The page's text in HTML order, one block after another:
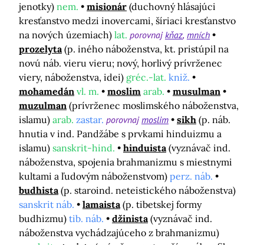
jenotky) nem. misionár (duchovný hlásajúci
kresťanstvo medzi inovercami, šíriaci kresťanstvo
na nových územiach) lat. porovnajkňaz mních
prozelyta (p. iného náboženstva, kt. pristúpil na
novú náb. vieru vieru; nový, horlivý prívrženec
viery, náboženstva, idei) gréc.-lat. kniž.
mohamedán vl. m. moslim arab.
musulman
muzulman (prívrženec moslimského náboženstva,
islamu) arab. zastar. porovnajmoslim sikh (p. náb.
hnutia v ind. Pandžábe s prvkami hinduizmu a
islamu) sanskrit-hind. hinduista (vyznávač ind.
náboženstva, spojenia brahmanizmu s miestnymi
kultami a ľudovým náboženstvom) perz. náb.
budhista (p. staroind. neteistického náboženstva)
sanskrit náb.
lamaista (p. tibetskej formy
budhizmu) tib. náb. džinista (vyznávač ind.
náboženstva vychádzajúceho z brahmanizmu)